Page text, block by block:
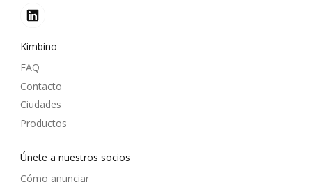
Kimbino
FAQ
Contacto
Ciudades
Productos
Únete a nuestros socios
Cómo anunciar